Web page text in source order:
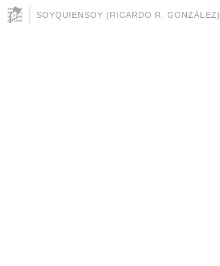
SOYQUIENSOY (RICARDO R. GONZÁLEZ)